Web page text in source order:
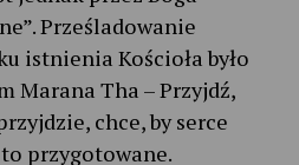
Prześladowanie
istnienia Kościoła było
Marana Tha – Przyjdź,
chce, by serce
to przygotowane.